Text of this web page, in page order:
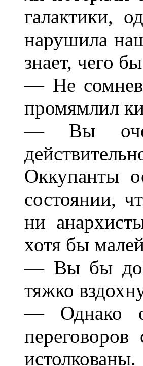
галактики,
нарушила
знает, чего
— Не
промямлил
— Вы
Оккупанты
состоянии,
ни
хотя бы
— Вы бы
тяжко
— Однако
истолкованы.